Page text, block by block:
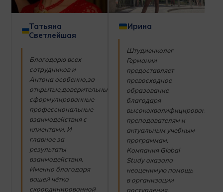
Татьяна
Светлейшая
Благодарю всех
сотрудников и
Антона особенно,за
открытые,доверительные,чётко
сформулированные
профессиональные
взаимодействия с
клиентами. И
главное за
результаты
взаимодействия.
Именно благодаря
вашей чётко
скоординированной
Ирина
Штудиенколег
Германии
предоставляет
превосходное
образование
благодаря
высококвалифицированным
преподавателям и
актуальным учебным
программам.
Компания Global
Study оказала
неоценимую помощь
в организации
поступления,